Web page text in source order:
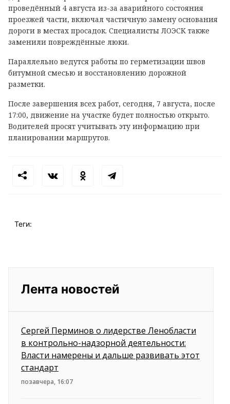
проведённый 4 августа из-за аварийного состояния
проезжей части, включал частичную замену основания
дороги в местах просадок. Специалисты ЛОЭСК также
заменили повреждённые люки.
Параллельно ведутся работы по герметизации швов
битумной смесью и восстановлению дорожной
разметки.
После завершения всех работ, сегодня, 7 августа, после
17:00, движение на участке будет полностью открыто.
Водителей просят учитывать эту информацию при
планировании маршрутов.
Теги:
Лента новостей
Сергей Перминов о лидерстве Ленобласти
в контрольно-надзорной деятельности:
Власти намерены и дальше развивать этот
стандарт
позавчера, 16:07